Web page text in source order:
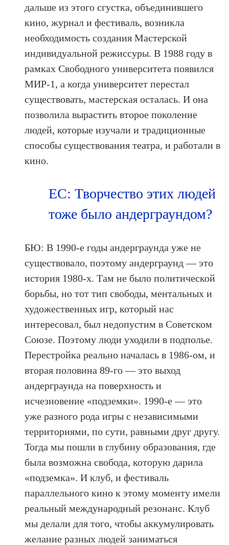
дальше из этого сгустка, объединившего
кино, журнал и фестиваль, возникла
необходимость создания Мастерской
индивидуальной режиссуры. В 1988 году в
рамках Свободного университета появился
МИР-1, а когда университет перестал
существовать, мастерская осталась. И она
позволила вырастить второе поколение
людей, которые изучали и традиционные
способы существования театра, и работали в
кино.
ЕС: Творчество этих людей
тоже было андерграундом?
БЮ: В 1990-е годы андерграунда уже не
существовало, поэтому андерграунд — это
история 1980-х. Там не было политической
борьбы, но тот тип свободы, ментальных и
художественных игр, который нас
интересовал, был недопустим в Советском
Союзе. Поэтому люди уходили в подполье.
Перестройка реально началась в 1986-ом, и
вторая половина 89-го — это выход
андерграунда на поверхность и
исчезновение «подземки». 1990-е — это
уже разного рода игры с независимыми
территориями, по сути, равными друг другу.
Тогда мы пошли в глубину образования, где
была возможна свобода, которую дарила
«подземка». И клуб, и фестиваль
параллельного кино к этому моменту имели
реальный международный резонанс. Клуб
мы делали для того, чтобы аккумулировать
желание разных людей заниматься